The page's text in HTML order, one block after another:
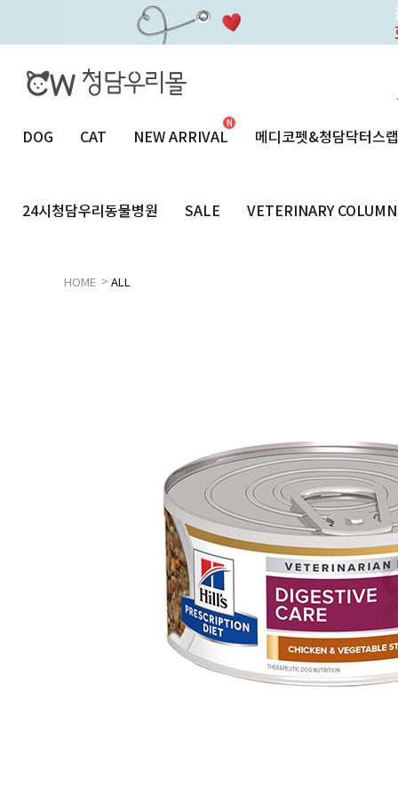
DOG CAT NEW ARRIVAL 메디코펫&청담닥터스랩
24시청담우리동물병원 SALE VETERINARY COLUMN
HOME > ALL